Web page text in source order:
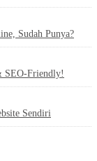
Sudah Punya?
SEO-Friendly!
Sendiri